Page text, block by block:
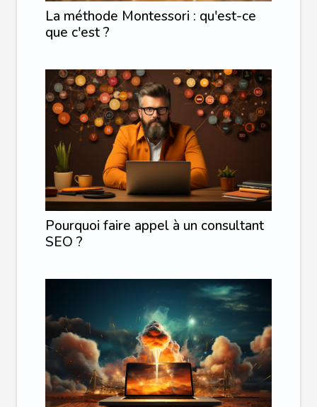
La méthode Montessori : qu'est-ce
que c'est ?
Pourquoi faire appel à un consultant
SEO ?